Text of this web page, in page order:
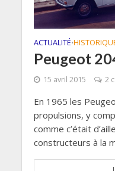
ACTUALITÉ•
Peugeot
15 avril 2015 2
En 1965 les
propulsions, y
comme c’était
constructeurs à la